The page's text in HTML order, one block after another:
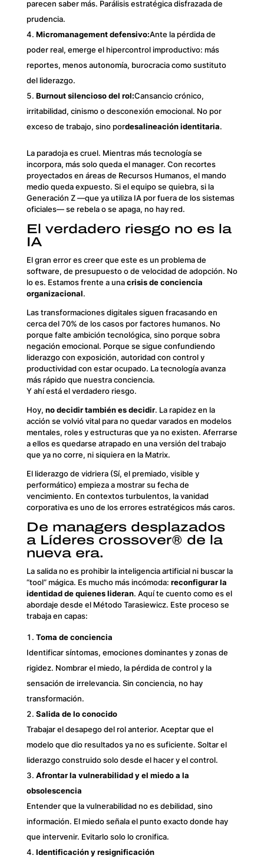
parecen saber más. Parálisis estratégica disfrazada de
prudencia.
Micromanagement defensivo:Ante la pérdida de
poder real, emerge el hipercontrol improductivo: más
reportes, menos autonomía, burocracia como sustituto
del liderazgo.
Burnout silencioso del rol:Cansancio crónico,
irritabilidad, cinismo o desconexión emocional. No por
exceso de trabajo, sino pordesalineación identitaria.
La paradoja es cruel. Mientras más tecnología se
incorpora, más solo queda el manager. Con recortes
proyectados en áreas de Recursos Humanos, el mando
medio queda expuesto. Si el equipo se quiebra, si la
Generación Z —que ya utiliza IA por fuera de los sistemas
oficiales— se rebela o se apaga, no hay red.
El verdadero riesgo no es la
IA
El gran error es creer que este es un problema de
software, de presupuesto o de velocidad de adopción. No
lo es. Estamos frente a unacrisis de conciencia
organizacional.
Las transformaciones digitales siguen fracasando en
cerca del 70% de los casos por factores humanos. No
porque falte ambición tecnológica, sino porque sobra
negación emocional. Porque se sigue confundiendo
liderazgo con exposición, autoridad con control y
productividad con estar ocupado. La tecnología avanza
más rápido que nuestra conciencia.
Y ahí está el verdadero riesgo.
Hoy, no decidir también es decidir. La rapidez en la
acción se volvió vital para no quedar varados en modelos
mentales, roles y estructuras que ya no existen. Aferrarse
a ellos es quedarse atrapado en una versión del trabajo
que ya no corre, ni siquiera en la Matrix.
El liderazgo de vidriera (Sí, el premiado, visible y
performático) empieza a mostrar su fecha de
vencimiento. En contextos turbulentos, la vanidad
corporativa es uno de los errores estratégicos más caros.
De managers desplazados
a Líderes crossover® de la
nueva era.
La salida no es prohibir la inteligencia artificial ni buscar la
“tool” mágica. Es mucho más incómoda: reconfigurar la
identidad de quienes lideran. Aquí te cuento como es el
abordaje desde el Método Tarasiewicz. Este proceso se
trabaja en capas:
Toma de conciencia
Identificar síntomas, emociones dominantes y zonas de
rigidez. Nombrar el miedo, la pérdida de control y la
sensación de irrelevancia. Sin conciencia, no hay
transformación.
Salida de lo conocido
Trabajar el desapego del rol anterior. Aceptar que el
modelo que dio resultados ya no es suficiente. Soltar el
liderazgo construido solo desde el hacer y el control.
Afrontar la vulnerabilidad y el miedo a la
obsolescencia
Entender que la vulnerabilidad no es debilidad, sino
información. El miedo señala el punto exacto donde hay
que intervenir. Evitarlo solo lo cronifica.
Identificación y resignificación